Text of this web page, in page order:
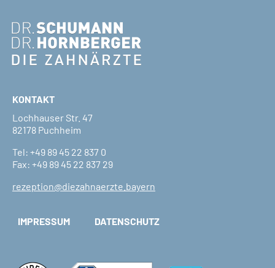
KONTAKT
Lochhauser Str. 47
82178 Puchheim
Tel: +49 89 45 22 837 0
Fax: +49 89 45 22 837 29
rezeption@diezahnaerzte.bayern
IMPRESSUM DATENSCHUTZ